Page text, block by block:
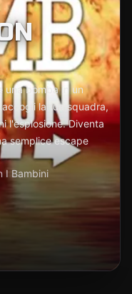
una bomba in un
la tua squadra,
l'esplosione. Diventa
semplice escape
I Bambini